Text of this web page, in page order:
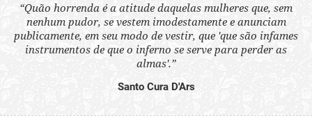
“Quão horrenda é a atitude daquelas mulheres que, sem
nenhum pudor, se vestem imodestamente e anunciam
publicamente, em seu modo de vestir, que 'que são infames
instrumentos de que o inferno se serve para perder as
almas'.”
Santo Cura D'Ars